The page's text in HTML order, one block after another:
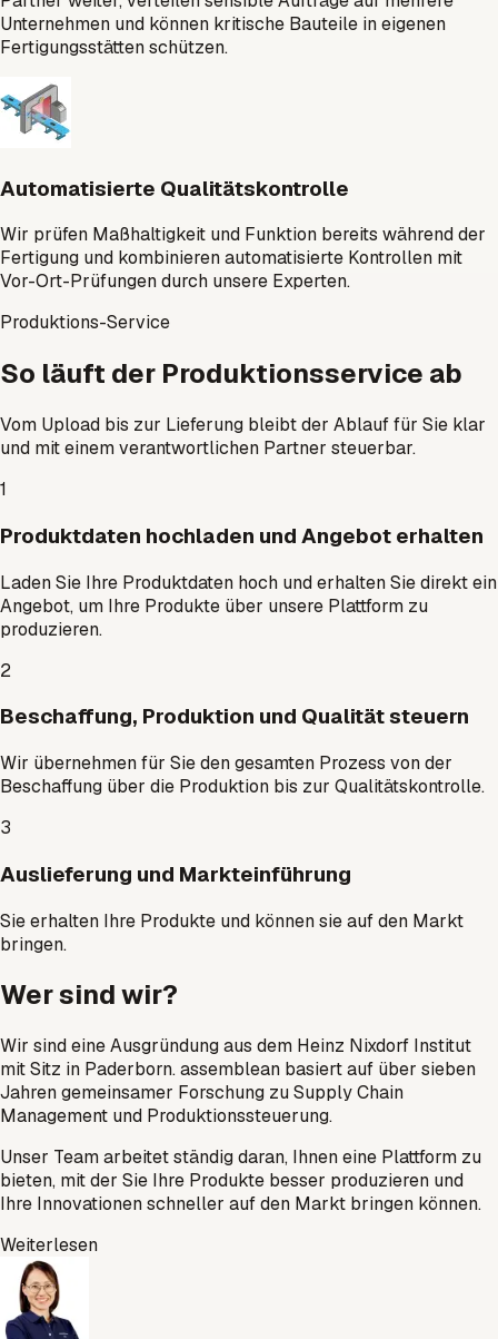
Unternehmen und können kritische Bauteile in eigenen
Fertigungsstätten schützen.
Automatisierte Qualitätskontrolle
Wir prüfen Maßhaltigkeit und Funktion bereits während der
Fertigung und kombinieren automatisierte Kontrollen mit
Vor-Ort-Prüfungen durch unsere Experten.
Produktions-Service
So läuft der Produktionsservice ab
Vom Upload bis zur Lieferung bleibt der Ablauf für Sie klar
und mit einem verantwortlichen Partner steuerbar.
1
Produktdaten hochladen und Angebot erhalten
Laden Sie Ihre Produktdaten hoch und erhalten Sie direkt ein
Angebot, um Ihre Produkte über unsere Plattform zu
produzieren.
2
Beschaffung, Produktion und Qualität steuern
Wir übernehmen für Sie den gesamten Prozess von der
Beschaffung über die Produktion bis zur Qualitätskontrolle.
3
Auslieferung und Markteinführung
Sie erhalten Ihre Produkte und können sie auf den Markt
bringen.
Wer sind wir?
Wir sind eine Ausgründung aus dem Heinz Nixdorf Institut
mit Sitz in Paderborn. assemblean basiert auf über sieben
Jahren gemeinsamer Forschung zu Supply Chain
Management und Produktionssteuerung.
Unser Team arbeitet ständig daran, Ihnen eine Plattform zu
bieten, mit der Sie Ihre Produkte besser produzieren und
Ihre Innovationen schneller auf den Markt bringen können.
Weiterlesen